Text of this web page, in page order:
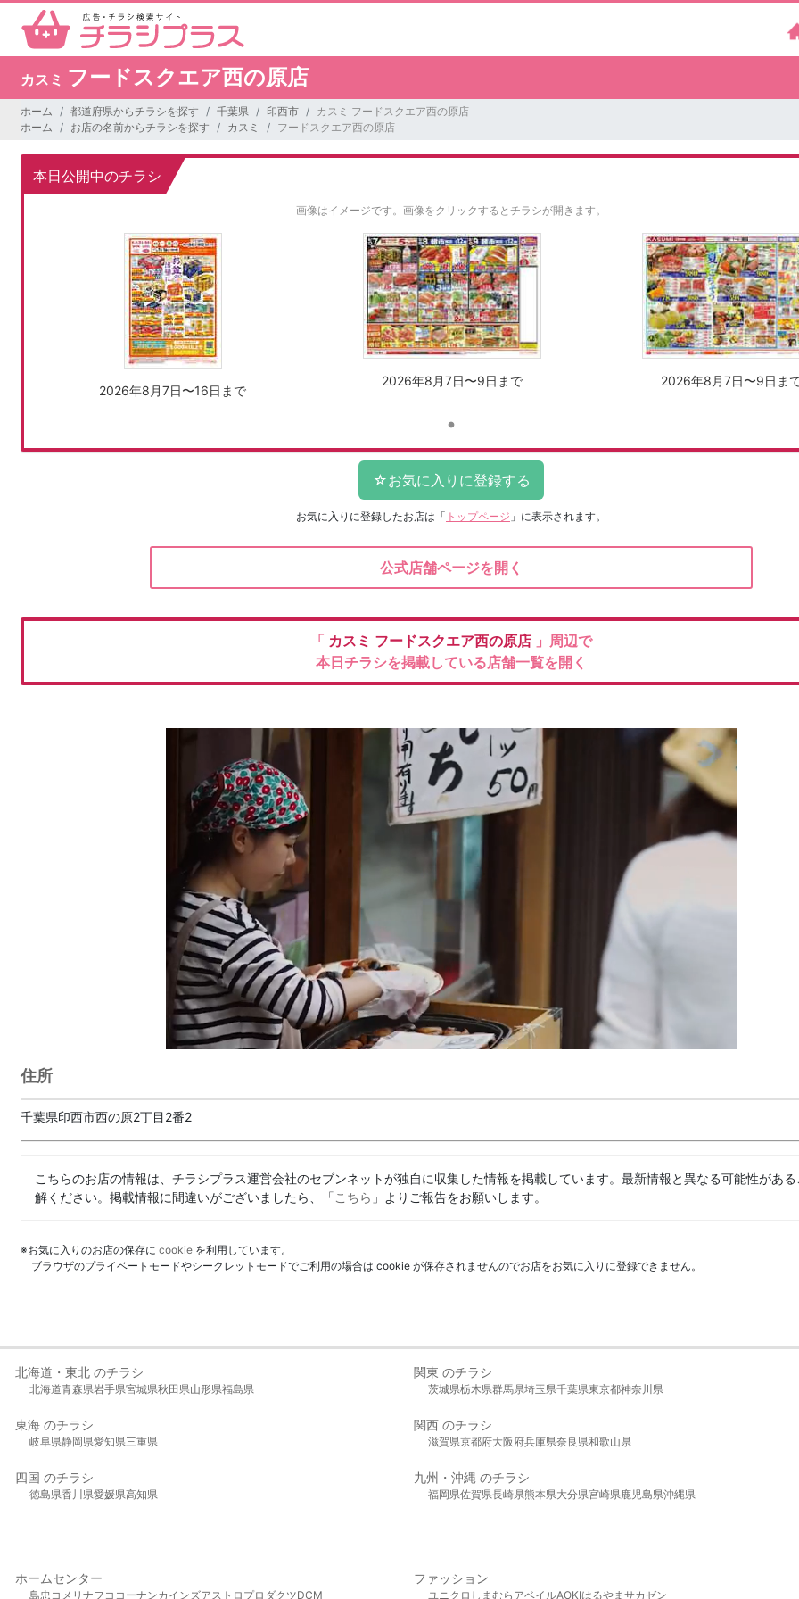
カスミ フードスクエア西の原店
ホーム 都道府県からチラシを探す 千葉県 印西市
カスミ フードスクエア西の原店
ホーム
お店の名前からチラシを探す カスミ フードスクエア西の原店
本日公開中のチラシ
画像はイメージです。 画像をクリックするとチラシが開きます。
2026年8月7日〜16日まで
2026年8月7日〜9日まで 2026年8月7日〜9日ま
お気に入りに登録したお店は 「 トップページ 」に表示されます。
公式店舗ページを開く
「 カスミ フードスクエア西の原店 」周辺で
本日チラシを掲載している店舗一覧を開く
住所
千葉県印西市西の原2丁目2番2
こちらのお店の情報は、チラシプラス運営会社のセブンネットが独自に収集した情報を掲載しています。最新情報と異なる可能性があ
解ください。掲載情報に間違いがございましたら、「こちら 」よりご報告をお願いします。
※お気に入りのお店の保存に cookie を利用しています。
ブラウザのプライベートモードやシークレットモードでご利用の場合は cookie が保存されませんのでお店をお気に入りに登録できません。
北海道・東北 のチラシ
北海道青森県岩手県宮城県秋田県山形県福島県
関東 のチラシ
茨城県栃木県群馬県埼玉県千葉県東京都神奈川県
東海 のチラシ
岐阜県静岡県愛知県三重県
関西 のチラシ
滋賀県京都府大阪府兵庫県奈良県和歌山県
四国 のチラシ
徳島県香川県愛媛県高知県
九州・沖縄 のチラシ
福岡県佐賀県長崎県熊本県大分県宮崎県鹿児島県沖縄県
ホームセンター
島忠 コメリ ナフコ コーナンカインズアストロプロダクツDCM
ファッション
ユニクロ しまむら アベイルAOKIはるやま サカゼン